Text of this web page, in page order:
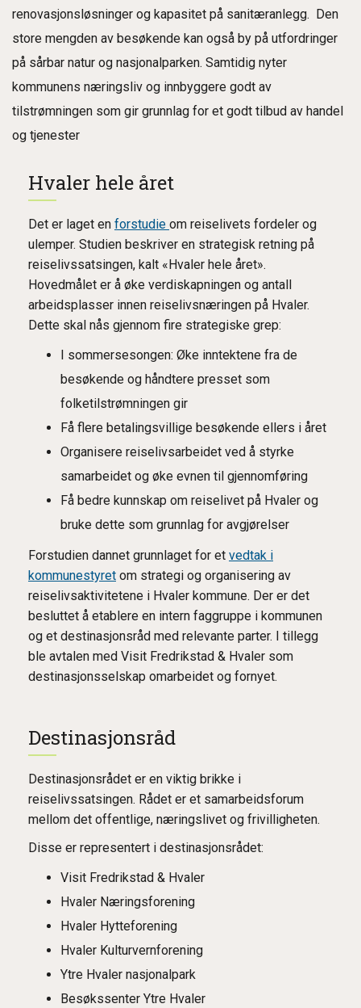
renovasjonsløsninger og kapasitet på sanitæranlegg. Den
store mengden av besøkende kan også by på utfordringer
på sårbar natur og nasjonalparken. Samtidig nyter
kommunens næringsliv og innbyggere godt av
tilstrømningen som gir grunnlag for et godt tilbud av handel
og tjenester
Hvaler hele året
Det er laget en forstudie om reiselivets fordeler og
ulemper. Studien beskriver en strategisk retning på
reiselivssatsingen, kalt «Hvaler hele året».
Hovedmålet er å øke verdiskapningen og antall
arbeidsplasser innen reiselivsnæringen på Hvaler.
Dette skal nås gjennom fire strategiske grep:
I sommersesongen: Øke inntektene fra de
besøkende og håndtere presset som
folketilstrømningen gir
Få flere betalingsvillige besøkende ellers i året
Organisere reiselivsarbeidet ved å styrke
samarbeidet og øke evnen til gjennomføring
Få bedre kunnskap om reiselivet på Hvaler og
bruke dette som grunnlag for avgjørelser
Forstudien dannet grunnlaget for et vedtak i
kommunestyret om strategi og organisering av
reiselivsaktivitetene i Hvaler kommune. Der er det
besluttet å etablere en intern faggruppe i kommunen
og et destinasjonsråd med relevante parter. I tillegg
ble avtalen med Visit Fredrikstad & Hvaler som
destinasjonsselskap omarbeidet og fornyet.
Destinasjonsråd
Destinasjonsrådet er en viktig brikke i
reiselivssatsingen. Rådet er et samarbeidsforum
mellom det offentlige, næringslivet og frivilligheten.
Disse er representert i destinasjonsrådet:
Visit Fredrikstad & Hvaler
Hvaler Næringsforening
Hvaler Hytteforening
Hvaler Kulturvernforening
Ytre Hvaler nasjonalpark
Besøkssenter Ytre Hvaler